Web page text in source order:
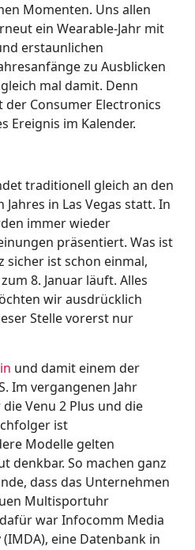
Momenten. Uns allen
ein Wearable-Jahr mit
erstaunlichen
zu Ausblicken
mal damit. Denn
Consumer Electronics
Ereignis im Kalender.
traditionell gleich an den
in Las Vegas statt. In
immer wieder
präsentiert. Was ist
sicher ist schon einmal,
8. Januar läuft. Alles
wir ausdrücklich
Stelle vorerst nur
und damit einem der
Im vergangenen Jahr
Venu 2 Plus und die
ist
Modelle gelten
denkbar. So machen ganz
dass das Unternehmen
Multisportuhr
war Infocomm Media
eine Datenbank in